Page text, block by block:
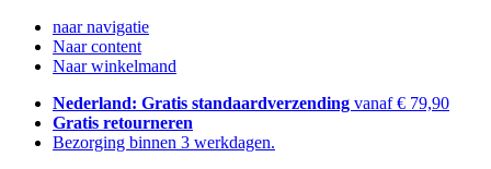
naar navigatie
Naar content
Naar winkelmand
Nederland: Gratis standaardverzending vanaf € 79,90
Gratis retourneren
Bezorging binnen 3 werkdagen.